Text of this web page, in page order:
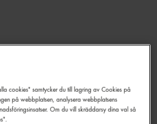
Trolli1kg
4000512500230
cookies" samtycker du till lagring av Cookies på
på webbplatsen, analysera webbplatsens
Om du vill skräddarsy dina val så